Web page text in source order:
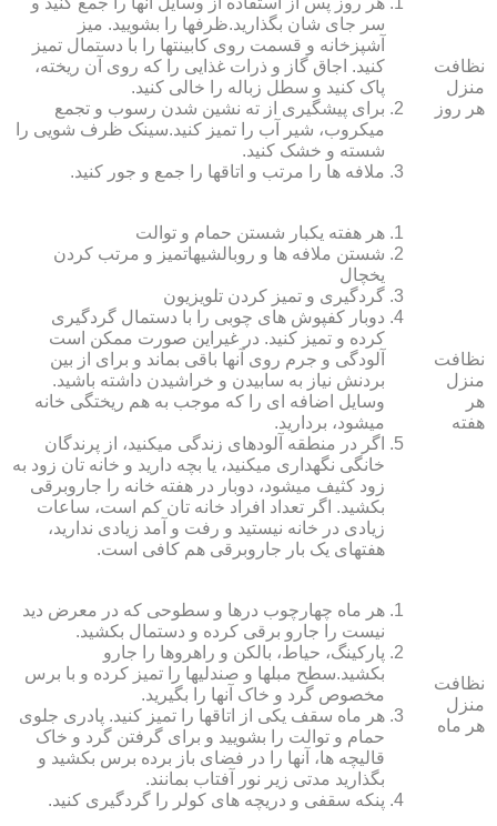
نظافت
منزل
هر روز
سر جای شان بگذارید.ظرف‏ها را بشویید. میز
آشپزخانه و قسمت روی کابینت‏ها را با دستمال تمیز
کنید. اجاق گاز و ذرات غذایی را که روی آن ریخته،
پاک کنید و سطل زباله را خالی کنید.
برای پیشگیری از ته نشین شدن رسوب و تجمع
میکروب، شیر آب را تمیز کنید.سینک ظرف شویی را
شسته و خشک کنید.
ملافه‏ ها را مرتب و اتاق‏ها را جمع و جور کنید.
نظافت
منزل
هر
هفته
هر هفته یکبار شستن حمام و توالت
شستن ملافه‏ ها و روبالشی‎هاتمیز و مرتب کردن
یخچال
گردگیری و تمیز کردن تلویزیون
دوبار کفپوش‏ های چوبی را با دستمال گردگیری
کرده و تمیز کنید. در غیراین صورت ممکن است
آلودگی و جرم روی آنها باقی بماند و برای از بین
بردنش نیاز به سابیدن و خراشیدن داشته باشید.
وسایل اضافه ای را که موجب به هم ریختگی خانه
می‏شود، بردارید.
اگر در منطقه آلوده‏ای زندگی می‏کنید، از پرندگان
خانگی نگهداری می‏کنید، یا بچه دارید و خانه‏ تان زود به
زود کثیف می‏شود، دوبار در هفته خانه را جاروبرقی
بکشید. اگر تعداد افراد خانه ‏تان کم است، ساعات
زیادی در خانه نیستید و رفت و آمد زیادی ندارید،
هفته‏ای یک بار جاروبرقی هم کافی است.
نظافت
منزل
هر ماه
هر ماه چهارچوب درها و سطوحی که در معرض دید
نیست را جارو برقی کرده و دستمال بکشید.
پارکینگ، حیاط، بالکن و راهروها را جارو
بکشید.سطح مبل‏ها و صندلی‏ها را تمیز کرده و با برس
مخصوص گرد و خاک آنها را بگیرید.
هر ماه سقف یکی از اتاق‏ها را تمیز کنید. پادری جلوی
حمام و توالت را بشویید و برای گرفتن گرد و خاک
قالیچه‏ ها، آنها را در فضای باز برده برس بکشید و
بگذارید مدتی زیر نور آفتاب بمانند.
پنکه سقفی و دریچه‏ های کولر را گردگیری کنید.